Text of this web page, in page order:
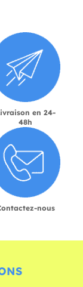
en 24-
48h
nous